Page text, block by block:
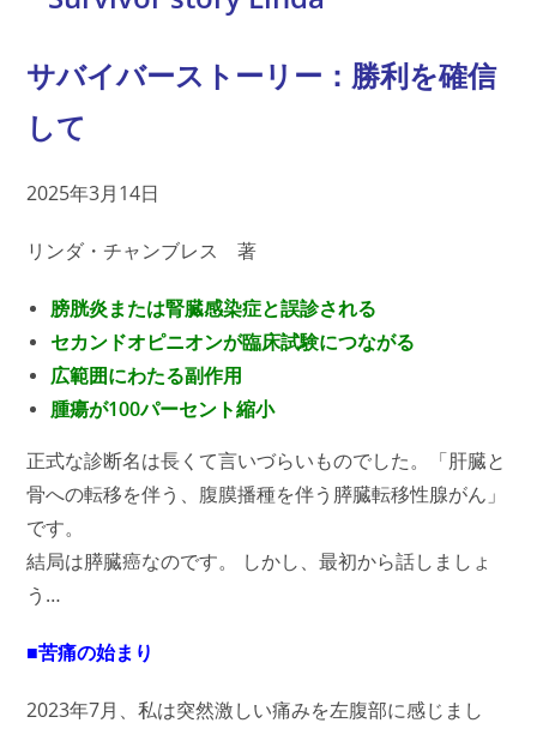
サバイバーストーリー：勝利を確信
して
2025年3月14日
リンダ・チャンブレス 著
膀胱炎または腎臓感染症と誤診される
セカンドオピニオンが臨床試験につながる
広範囲にわたる副作用
腫瘍が100パーセント縮小
正式な診断名は長くて言いづらいものでした。「肝臓と
骨への転移を伴う、腹膜播種を伴う膵臓転移性腺がん」
です。
結局は膵臓癌なのです。 しかし、最初から話しましょ
う…
■苦痛の始まり
2023年7月、私は突然激しい痛みを左腹部に感じまし